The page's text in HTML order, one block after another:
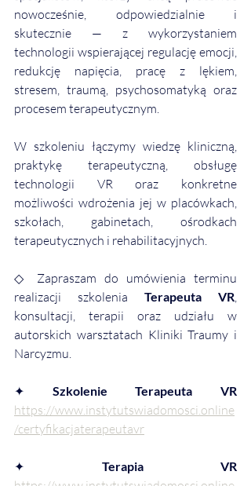
nowocześnie, odpowiedzialnie i
skutecznie — z wykorzystaniem
technologii wspierającej regulację emocji,
redukcję napięcia, pracę z lękiem,
stresem, traumą, psychosomatyką oraz
procesem terapeutycznym.
W szkoleniu łączymy wiedzę kliniczną,
praktykę terapeutyczną, obsługę
technologii VR oraz konkretne
możliwości wdrożenia jej w placówkach,
szkołach, gabinetach, ośrodkach
terapeutycznych i rehabilitacyjnych.
◇ Zapraszam do umówienia terminu
realizacji szkolenia Terapeuta VR
konsultacji, terapii oraz udziału w
autorskich warsztatach Kliniki Traumy i
Narcyzmu.
✦
https://www.instytutswiadomosci.online
/certyfikacjaterapeutavr
✦